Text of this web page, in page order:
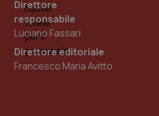
Direttore
responsabile
Luciano Fassari
Direttore editoriale
Francesco Maria Avitto
_ga_KM60CM4NPH